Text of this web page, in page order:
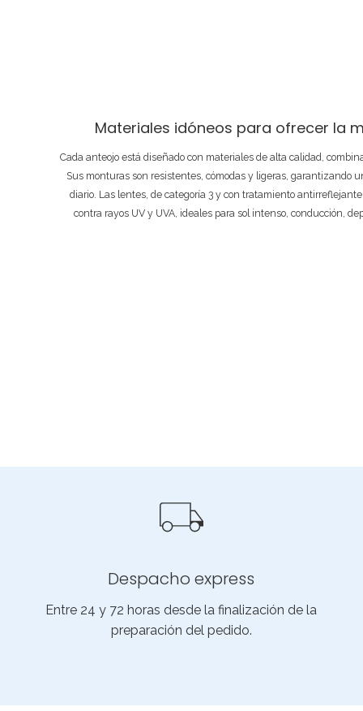
Materiales idóneos para ofrecer la
Cada anteojo está diseñado con materiales de alta calidad,
Sus monturas son resistentes, cómodas y ligeras, garantizando
diario. Las lentes, de categoría 3 y con tratamiento
contra rayos UV y UVA, ideales para sol intenso, conducción,
Despacho express
Entre 24 y 72 horas desde la finalización de la
preparación del pedido.